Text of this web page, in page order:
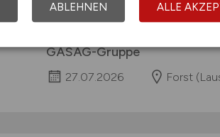
Netzgesellschaft Berlin-
Standort...
GASAG-Gruppe
27.07.2026 Forst
ABLEHNEN ALLE